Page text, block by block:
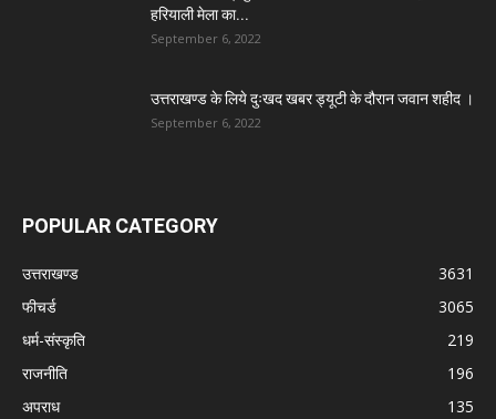
हरियाली मेला का...
September 6, 2022
उत्तराखण्ड के लिये दुःखद खबर ड्यूटी के दौरान जवान शहीद ।
September 6, 2022
POPULAR CATEGORY
उत्तराखण्ड
3631
फीचर्ड
3065
धर्म-संस्कृति
219
राजनीति
196
अपराध
135